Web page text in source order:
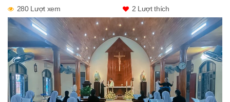
280 Lượt xem 2 Lượt thích